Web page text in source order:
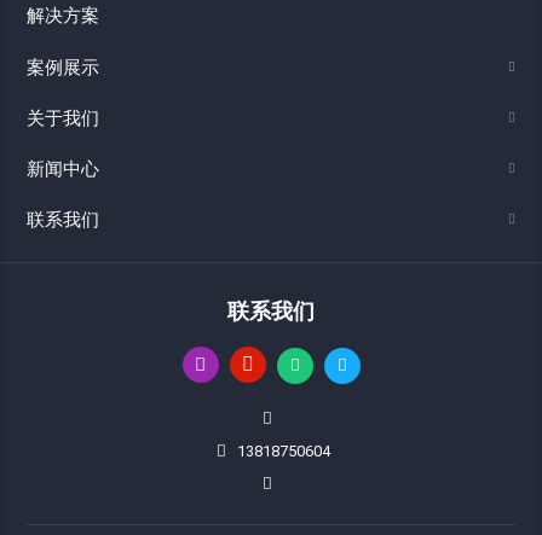
解决方案
案例展示
关于我们
新闻中心
联系我们
联系我们
13818750604